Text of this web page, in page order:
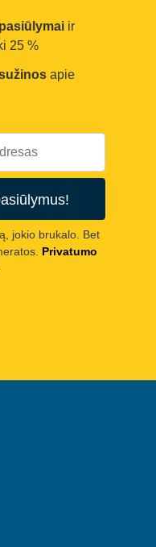
ir
25 %
apie
jokio brukalo. Bet
Privatumo